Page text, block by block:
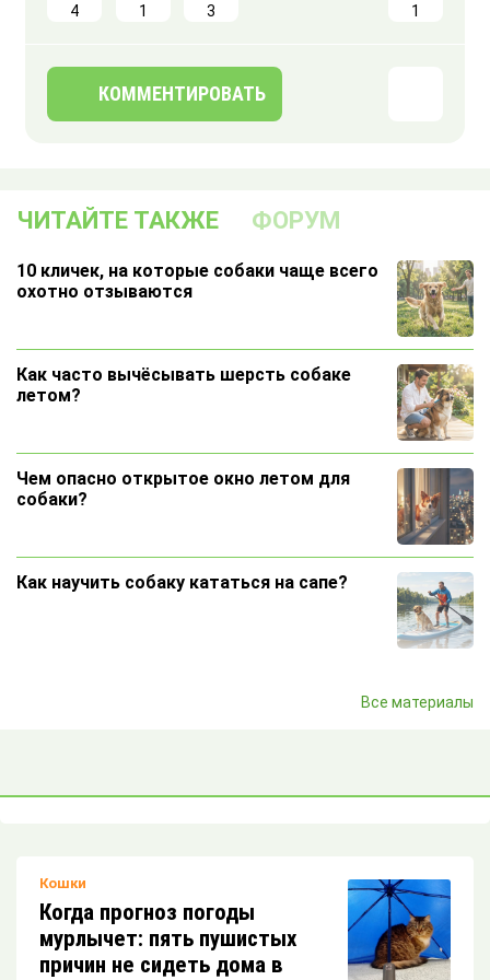
4 1 3 1
КОММЕНТИРОВАТЬ
ЧИТАЙТЕ ТАКЖЕ ФОРУМ
10 кличек, на которые собаки чаще всего
охотно отзываются
Как часто вычёсывать шерсть собаке
летом?
Чем опасно открытое окно летом для
собаки?
Как научить собаку кататься на сапе?
Пять особенностей собаки породы
Почему собака воет по ночам?
Все материалы
Кошки
Когда прогноз погоды
мурлычет: пять пушистых
причин не сидеть дома в